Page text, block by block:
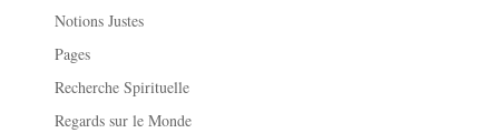
Notions Justes
Pages
Recherche Spirituelle
Regards sur le Monde